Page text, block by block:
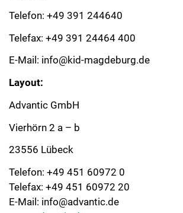
Telefon: +49 391 244640
Telefax: +49 391 24464 400
E-Mail: info@kid-magdeburg.de
Layout:
Advantic GmbH
Vierhörn 2 a – b
23556 Lübeck
Telefon: +49 451 60972 0
Telefax: +49 451 60972 20
E-Mail: info@advantic.de